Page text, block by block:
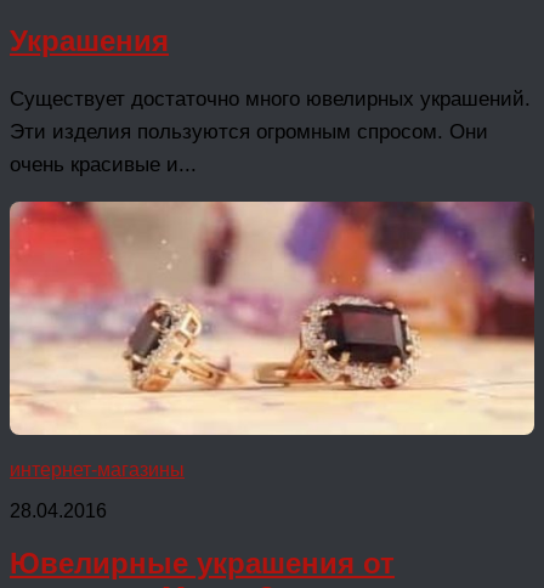
Украшения
Существует достаточно много ювелирных украшений.
Эти изделия пользуются огромным спросом. Они
очень красивые и...
интернет-магазины
28.04.2016
Ювелирные украшения от